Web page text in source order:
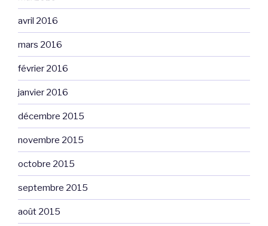
avril 2016
mars 2016
février 2016
janvier 2016
décembre 2015
novembre 2015
octobre 2015
septembre 2015
août 2015